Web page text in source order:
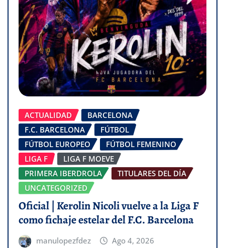
ACTUALIDAD
BARCELONA
F.C. BARCELONA
FÚTBOL
FÚTBOL EUROPEO
FÚTBOL FEMENINO
LIGA F
LIGA F MOEVE
PRIMERA IBERDROLA
TITULARES DEL DÍA
UNCATEGORIZED
Oficial | Kerolin Nicoli vuelve a la Liga F
como fichaje estelar del F.C. Barcelona
manulopezfdez Ago 4, 2026